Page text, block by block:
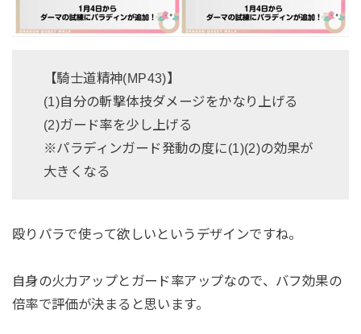
【騎士道精神(MP43)】
(1)自分の斬撃体技ダメージをかなり上げる
(2)ガード率を少し上げる
※パラディンガード発動の度に(1)(2)の効果が
大きくなる
殴りパラで使って欲しいというデザインですね。
自身の火力アップとガード率アップなので、バフ効果の
倍率で評価が決まると思います。